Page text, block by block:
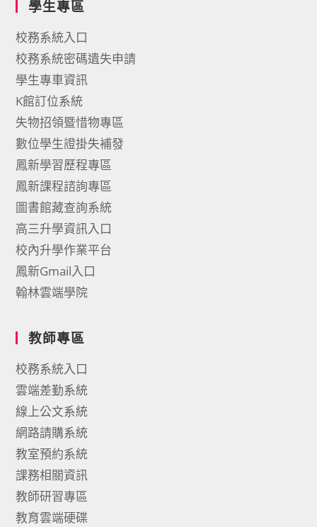
學生專區
校務系統入口
校務系統密碼遺失申請
學生專車資訊
K館訂位系統
失物招領暨惜物專區
數位學生證掛失補發
鳳新學習歷程專區
鳳新課程諮詢專區
圖書館藏查詢系統
高三升學資訊入口
校內升學作業平台
鳳新Gmail入口
翰林雲端學院
教師專區
校務系統入口
雲端差勤系統
線上公文系統
網路請購系統
教室預約系統
課務相關資訊
教師研習專區
教育雲端硬碟